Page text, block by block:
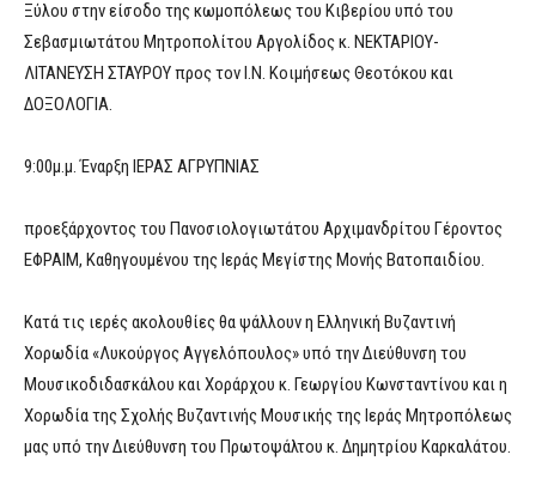
Ξύλου στην είσοδο της κωμοπόλεως του Κιβερίου υπό του
Σεβασμιωτάτου Μητροπολίτου Αργολίδος κ. ΝΕΚΤΑΡΙΟΥ-
ΛΙΤΑΝΕΥΣΗ ΣΤΑΥΡΟΥ προς τον Ι.Ν. Κοιμήσεως Θεοτόκου και
ΔΟΞΟΛΟΓΙΑ.
9:00μ.μ. Έναρξη ΙΕΡΑΣ ΑΓΡΥΠΝΙΑΣ
προεξάρχοντος του Πανοσιολογιωτάτου Αρχιμανδρίτου Γέροντος
ΕΦΡΑΙΜ, Καθηγουμένου της Ιεράς Μεγίστης Μονής Βατοπαιδίου.
Κατά τις ιερές ακολουθίες θα ψάλλουν η Ελληνική Βυζαντινή
Χορωδία «Λυκούργος Αγγελόπουλος» υπό την Διεύθυνση του
Μουσικοδιδασκάλου και Χοράρχου κ. Γεωργίου Κωνσταντίνου και η
Χορωδία της Σχολής Βυζαντινής Μουσικής της Iεράς Μητροπόλεως
μας υπό την Διεύθυνση του Πρωτοψάλτου κ. Δημητρίου Καρκαλάτου.